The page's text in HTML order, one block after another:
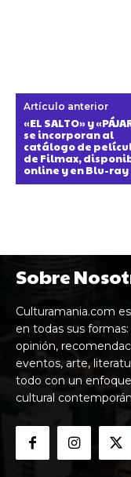
Artículo anterior
«EL SALTO» y
se incorporan al
catálogo de
de Filmax,
online y en Blu-ray
Sobre
Culturamania.com
en todas sus
opinión,
eventos, arte,
todo con un
cultural